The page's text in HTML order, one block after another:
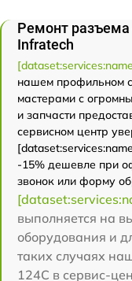
Ремонт разъема
Infratech
нашем профильном
мастерами с
и запчасти
сервисном центр
-15% дешевле при
звонок или форму
выполняется на
оборудования и
таких случаях
124C в сервис-